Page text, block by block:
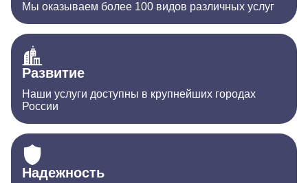
Мы оказываем более 100 видов различных услуг
Развитие
Наши услуги доступны в крупнейших городах
России
Надежность